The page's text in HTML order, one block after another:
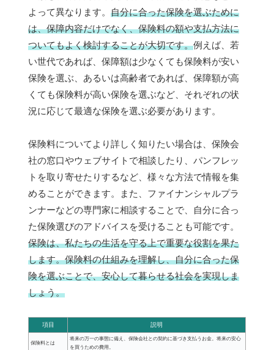
よって異なります。 自分に合った保険を選ぶために
は、保障内容だけでなく、保険料の額や支払方法に
ついてもよく検討することが大切です。例えば、若
い世代であれば、保障額は少なくても保険料が安い
保険を選ぶ、あるいは高齢者であれば、保障額が高
くても保険料が高い保険を選ぶなど、それぞれの状
況に応じて最適な保険を選ぶ必要があります。
保険料についてより詳しく知りたい場合は、保険会
社の窓口やウェブサイトで相談したり、パンフレッ
トを取り寄せたりするなど、様々な方法で情報を集
めることができます。また、ファイナンシャルプラ
ンナーなどの専門家に相談することで、自分に合っ
た保険選びのアドバイスを受けることも可能です。
保険は、私たちの生活を守る上で重要な役割を果た
します。保険料の仕組みを理解し、自分に合った保
険を選ぶことで、安心して暮らせる社会を実現しま
しょう。
項目 説明
保険料とは
将来の万一の事態に備え、保険会社との契約に基づき支払うお金。将来の安心
を買うための費用。